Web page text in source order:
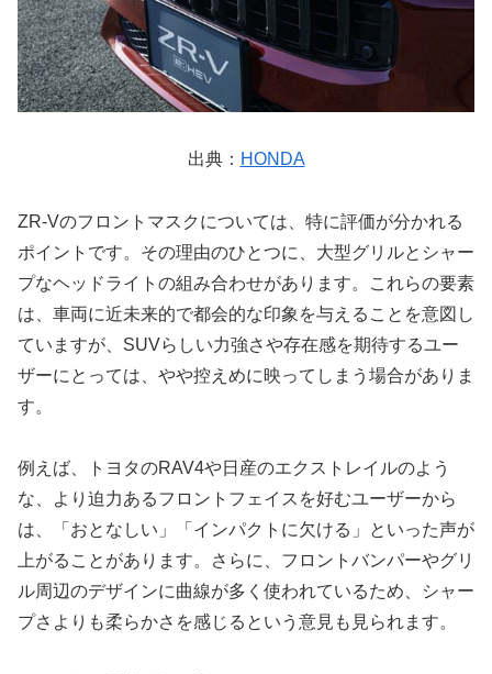
出典： HONDA
ZR-Vのフロントマスクについては、特に評価が分かれる
ポイントです。その理由のひとつに、大型グリルとシャー
プなヘッドライトの組み合わせがあります。これらの要素
は、車両に近未来的で都会的な印象を与えることを意図し
ていますが、SUVらしい力強さや存在感を期待するユー
ザーにとっては、やや控えめに映ってしまう場合がありま
す。
例えば、トヨタのRAV4や日産のエクストレイルのよう
な、より迫力あるフロントフェイスを好むユーザーから
は、「おとなしい」「インパクトに欠ける」といった声が
上がることがあります。さらに、フロントバンパーやグリ
ル周辺のデザインに曲線が多く使われているため、シャー
プさよりも柔らかさを感じるという意見も見られます。